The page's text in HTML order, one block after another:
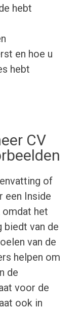
hebt
en hoe u
hebt
CV
of
een Inside
omdat het
biedt van de
van de
helpen om
de
voor de
ook in